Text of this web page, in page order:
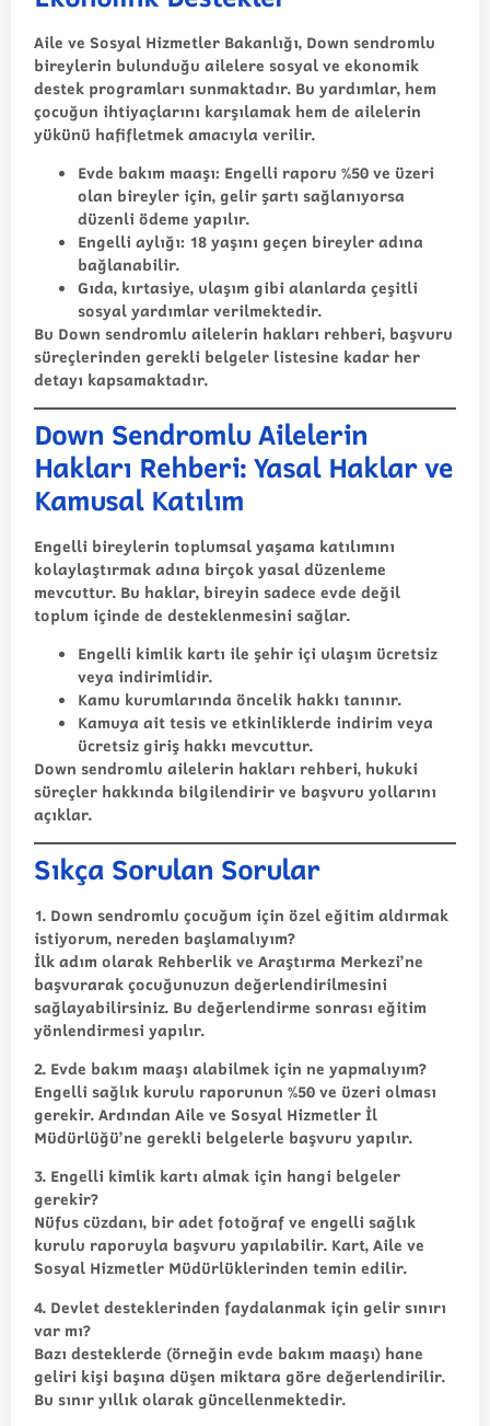
Aile ve Sosyal Hizmetler Bakanlığı, Down sendromlu
bireylerin bulunduğu ailelere sosyal ve ekonomik
destek programları sunmaktadır. Bu yardımlar, hem
çocuğun ihtiyaçlarını karşılamak hem de ailelerin
yükünü hafifletmek amacıyla verilir.
Evde bakım maaşı: Engelli raporu %50 ve üzeri
olan bireyler için, gelir şartı sağlanıyorsa
düzenli ödeme yapılır.
Engelli aylığı: 18 yaşını geçen bireyler adına
bağlanabilir.
Gıda, kırtasiye, ulaşım gibi alanlarda çeşitli
sosyal yardımlar verilmektedir.
Bu Down sendromlu ailelerin hakları rehberi, başvuru
süreçlerinden gerekli belgeler listesine kadar her
detayı kapsamaktadır.
Down Sendromlu Ailelerin
Hakları Rehberi: Yasal Haklar ve
Kamusal Katılım
Engelli bireylerin toplumsal yaşama katılımını
kolaylaştırmak adına birçok yasal düzenleme
mevcuttur. Bu haklar, bireyin sadece evde değil
toplum içinde de desteklenmesini sağlar.
Engelli kimlik kartı ile şehir içi ulaşım ücretsiz
veya indirimlidir.
Kamu kurumlarında öncelik hakkı tanınır.
Kamuya ait tesis ve etkinliklerde indirim veya
ücretsiz giriş hakkı mevcuttur.
Down sendromlu ailelerin hakları rehberi, hukuki
süreçler hakkında bilgilendirir ve başvuru yollarını
açıklar.
Sıkça Sorulan Sorular
1. Down sendromlu çocuğum için özel eğitim aldırmak
istiyorum, nereden başlamalıyım?
İlk adım olarak Rehberlik ve Araştırma Merkezi’ne
başvurarak çocuğunuzun değerlendirilmesini
sağlayabilirsiniz. Bu değerlendirme sonrası eğitim
yönlendirmesi yapılır.
2. Evde bakım maaşı alabilmek için ne yapmalıyım?
Engelli sağlık kurulu raporunun %50 ve üzeri olması
gerekir. Ardından Aile ve Sosyal Hizmetler İl
Müdürlüğü’ne gerekli belgelerle başvuru yapılır.
3. Engelli kimlik kartı almak için hangi belgeler
gerekir?
Nüfus cüzdanı, bir adet fotoğraf ve engelli sağlık
kurulu raporuyla başvuru yapılabilir. Kart, Aile ve
Sosyal Hizmetler Müdürlüklerinden temin edilir.
4. Devlet desteklerinden faydalanmak için gelir sınırı
var mı?
Bazı desteklerde (örneğin evde bakım maaşı) hane
geliri kişi başına düşen miktara göre değerlendirilir.
Bu sınır yıllık olarak güncellenmektedir.